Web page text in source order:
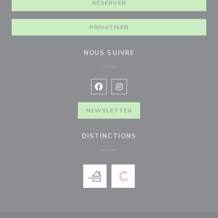
RÉSERVER
PRIVATISER
NOUS SUIVRE
Facebook ((ouvre une nouvelle
Instagram ((ouvre une
NEWSLETTER
DISTINCTIONS